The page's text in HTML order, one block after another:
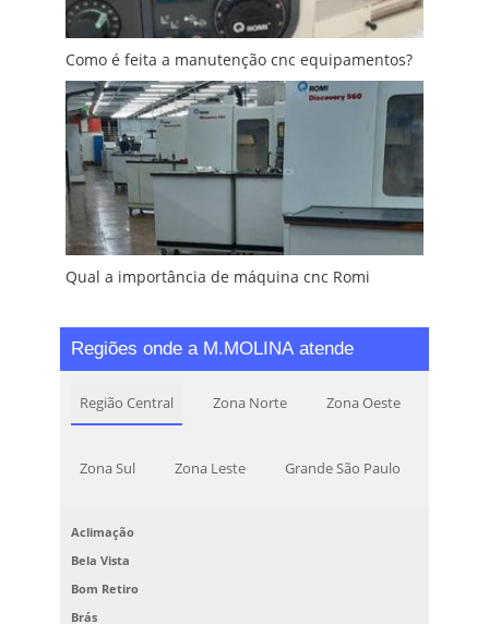
Como é feita a manutenção cnc equipamentos?
Qual a importância de máquina cnc Romi
Regiões onde a M.MOLINA atende
Região Central Zona Norte Zona Oeste
Zona Sul Zona Leste Grande São Paulo
Aclimação
Bela Vista
Bom Retiro
Brás